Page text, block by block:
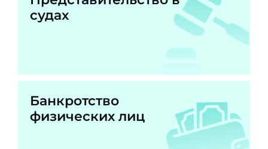
судах
Банкротство
физических лиц